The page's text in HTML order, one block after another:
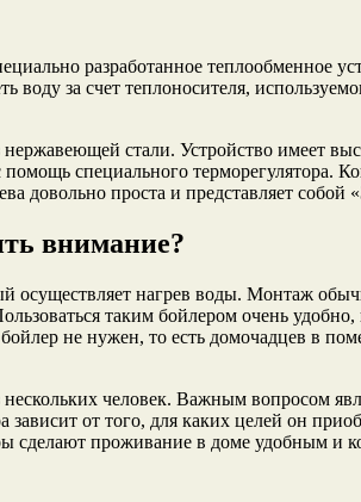
разработанное теплообменное
за счет теплоносителя,
нержавеющей стали. Устройство
специального терморегулятора.
довольно проста и представляет собой
внимание?
осуществляет нагрев воды. Монтаж
таким бойлером очень удобно,
не нужен, то есть домочадцев в
человек. Важным вопросом
от того, для каких целей он
сделают проживание в доме удобным и